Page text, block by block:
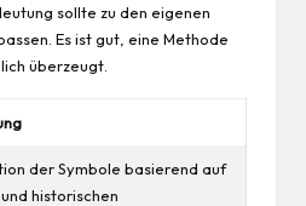
sollte zu den eigenen
Es ist gut, eine Methode
überzeugt.
der Symbole basierend auf
historischen